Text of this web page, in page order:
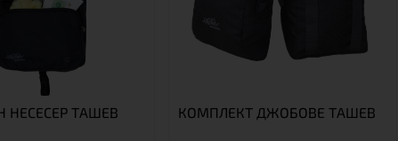
НЕСЕСЕР TАШЕВ КОМПЛЕКТ ДЖОБОВЕ ТАШЕВ